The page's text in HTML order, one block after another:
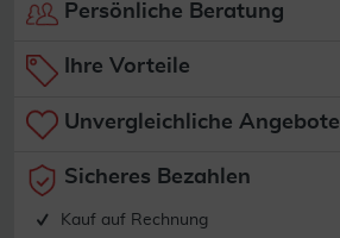
Persönliche Beratung
Ihre Vorteile
Unvergleichliche Angebote
Sicheres Bezahlen
Kauf auf Rechnung